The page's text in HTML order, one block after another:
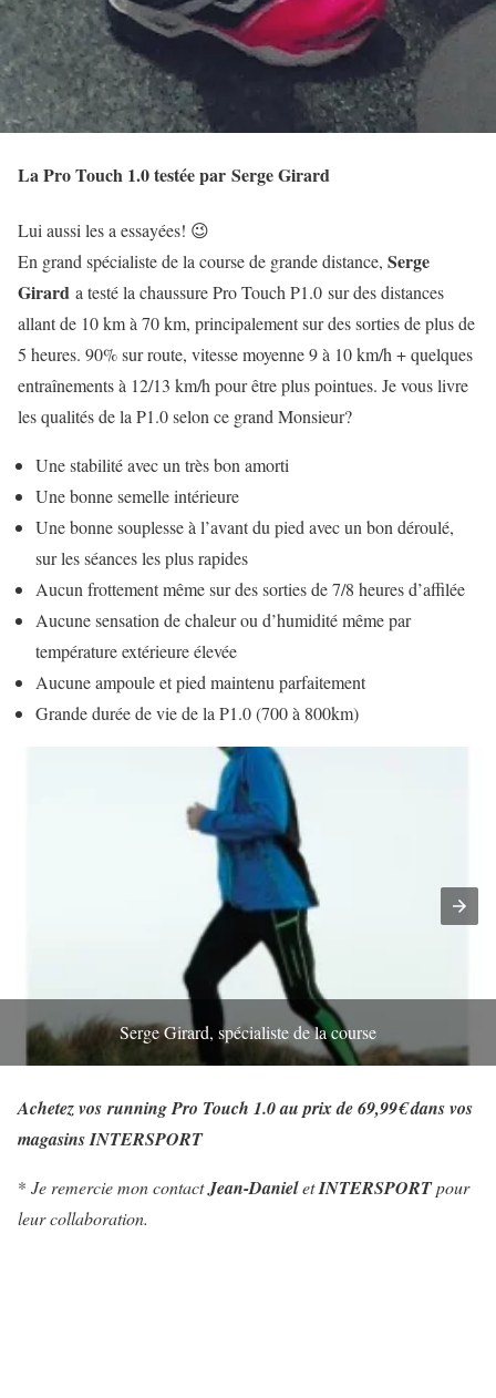
La Pro Touch 1.0 testée par Serge Girard
Lui aussi les a essayées! 😉
En grand spécialiste de la course de grande distance, Serge
Girard a testé la chaussure Pro Touch P1.0 sur des distances
allant de 10 km à 70 km, principalement sur des sorties de plus de
5 heures. 90% sur route, vitesse moyenne 9 à 10 km/h + quelques
entraînements à 12/13 km/h pour être plus pointues. Je vous livre
les qualités de la P1.0 selon ce grand Monsieur?
Une stabilité avec un très bon amorti
Une bonne semelle intérieure
Une bonne souplesse à l’avant du pied avec un bon déroulé,
sur les séances les plus rapides
Aucun frottement même sur des sorties de 7/8 heures d’affilée
Aucune sensation de chaleur ou d’humidité même par
température extérieure élevée
Aucune ampoule et pied maintenu parfaitement
Grande durée de vie de la P1.0 (700 à 800km)
Serge Girard, spécialiste de la course
Achetez vos running Pro Touch 1.0 au prix de 69,99€ dans vos
magasins INTERSPORT
* Je remercie mon contactJean-DanieletINTERSPORTpour
leur collaboration.